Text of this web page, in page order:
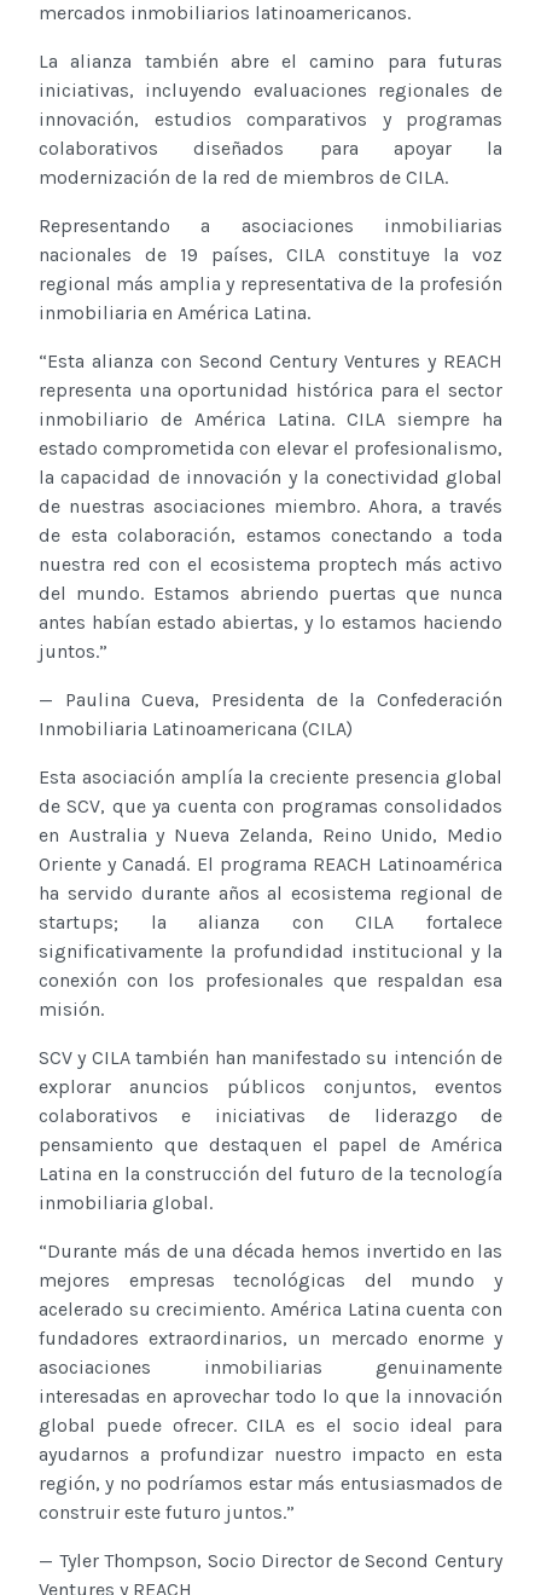
mercados inmobiliarios latinoamericanos.
La alianza también abre el camino para futuras
iniciativas, incluyendo evaluaciones regionales de
innovación, estudios comparativos y programas
colaborativos diseñados para apoyar la
modernización de la red de miembros de CILA.
Representando a asociaciones inmobiliarias
nacionales de 19 países, CILA constituye la voz
regional más amplia y representativa de la profesión
inmobiliaria en América Latina.
“Esta alianza con Second Century Ventures y REACH
representa una oportunidad histórica para el sector
inmobiliario de América Latina. CILA siempre ha
estado comprometida con elevar el profesionalismo,
la capacidad de innovación y la conectividad global
de nuestras asociaciones miembro. Ahora, a través
de esta colaboración, estamos conectando a toda
nuestra red con el ecosistema proptech más activo
del mundo. Estamos abriendo puertas que nunca
antes habían estado abiertas, y lo estamos haciendo
juntos.”
— Paulina Cueva, Presidenta de la Confederación
Inmobiliaria Latinoamericana (CILA)
Esta asociación amplía la creciente presencia global
de SCV, que ya cuenta con programas consolidados
en Australia y Nueva Zelanda, Reino Unido, Medio
Oriente y Canadá. El programa REACH Latinoamérica
ha servido durante años al ecosistema regional de
startups; la alianza con CILA fortalece
significativamente la profundidad institucional y la
conexión con los profesionales que respaldan esa
misión.
SCV y CILA también han manifestado su intención de
explorar anuncios públicos conjuntos, eventos
colaborativos e iniciativas de liderazgo de
pensamiento que destaquen el papel de América
Latina en la construcción del futuro de la tecnología
inmobiliaria global.
“Durante más de una década hemos invertido en las
mejores empresas tecnológicas del mundo y
acelerado su crecimiento. América Latina cuenta con
fundadores extraordinarios, un mercado enorme y
asociaciones inmobiliarias genuinamente
interesadas en aprovechar todo lo que la innovación
global puede ofrecer. CILA es el socio ideal para
ayudarnos a profundizar nuestro impacto en esta
región, y no podríamos estar más entusiasmados de
construir este futuro juntos.”
— Tyler Thompson, Socio Director de Second Century
Ventures y REACH